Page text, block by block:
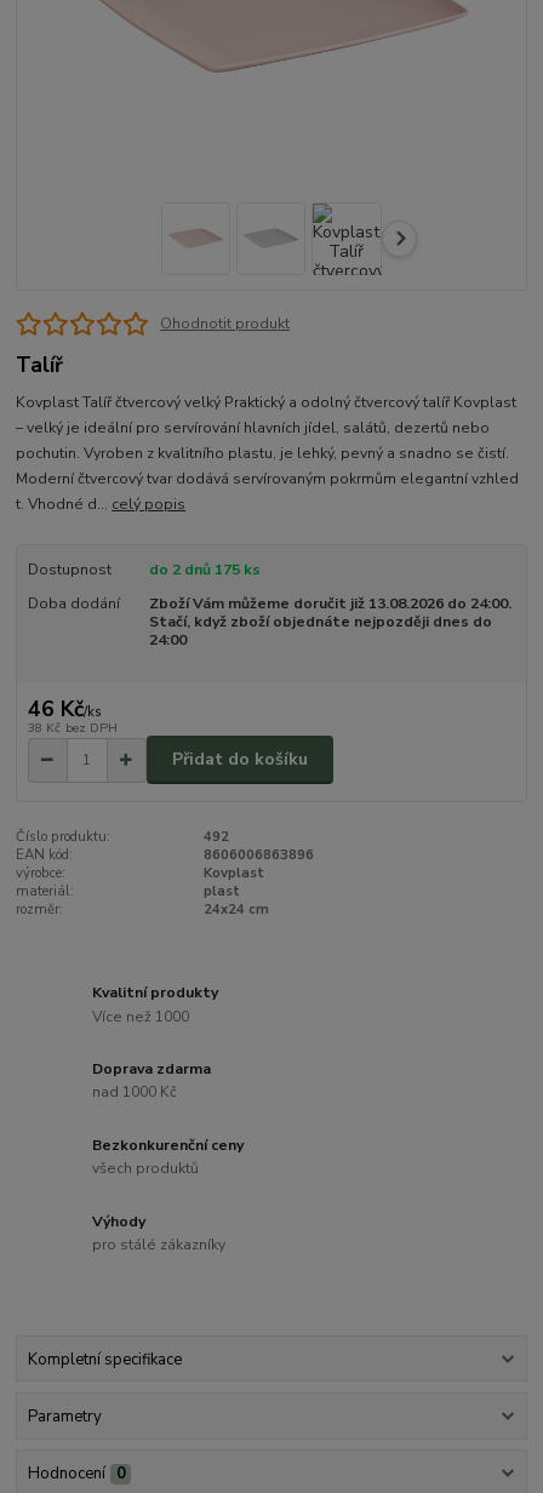
Ohodnotit produkt
Talíř
Kovplast Talíř čtvercový velký Praktický a odolný čtvercový talíř Kovplast
– velký je ideální pro servírování hlavních jídel, salátů, dezertů nebo
pochutin. Vyroben z kvalitního plastu, je lehký, pevný a snadno se čistí.
Moderní čtvercový tvar dodává servírovaným pokrmům elegantní vzhled
t. Vhodné d... celý popis
Dostupnost
do 2 dnů 175 ks
Doba dodání
Zboží Vám můžeme doručit již 13.08.2026 do 24:00.
Stačí, když zboží objednáte nejpozději dnes do
24:00
46 Kč/ks
38 Kč bez DPH
Přidat do košíku
Číslo produktu:
492
EAN kód:
8606006863896
výrobce:
Kovplast
materiál:
plast
rozměr:
24x24 cm
Kvalitní produkty
Více než 1000
Doprava zdarma
nad 1000 Kč
Bezkonkurenční ceny
všech produktů
Výhody
pro stálé zákazníky
Kompletní specifikace
Parametry
Hodnocení 0